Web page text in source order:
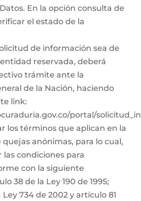
En la opción consulta de
el estado de la
de información sea de
reservada, deberá
trámite ante la
de la Nación, haciendo
link:
portal/
los términos que aplican en la
anónimas, para lo cual,
las condiciones para
con la siguiente
38 de la Ley 190 de 1995;
734 de 2002 y artículo 81